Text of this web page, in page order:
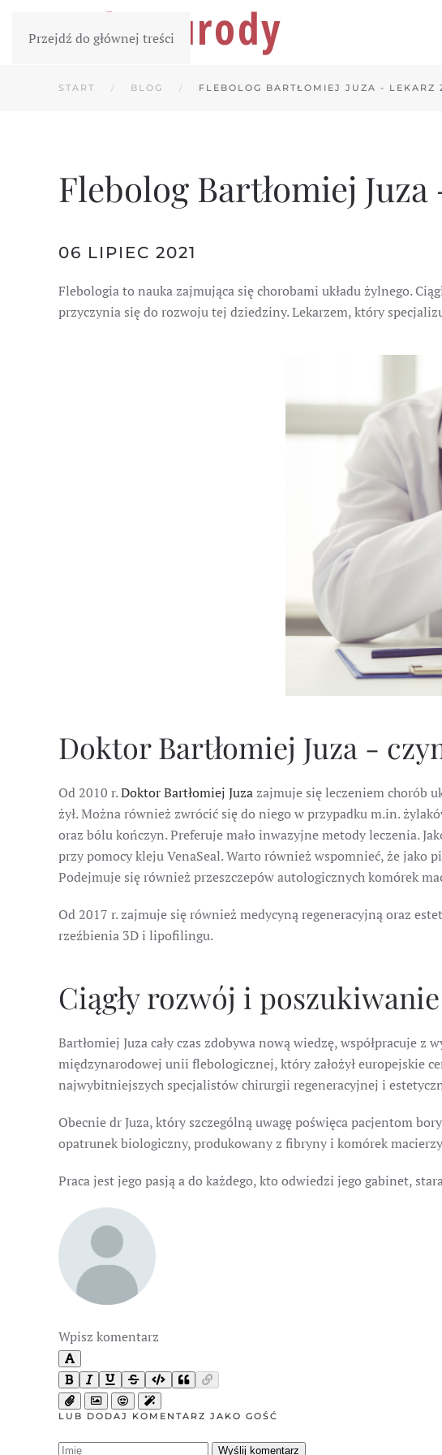
Przejdź do głównej treści
START BLOG FLEBOLOG BARTŁOMIEJ JUZA - LEKARZ
Flebolog Bartłomiej
06 LIPIEC 2021
Flebologia to nauka zajmująca się chorobami układu żylnego.
przyczynia się do rozwoju tej dziedziny. Lekarzem, który
Doktor Bartłomiej Juza -
Od 2010 r.Doktor Bartłomiej Juzazajmuje się leczeniem chorób
żył. Można również zwrócić się do niego w przypadku m.in.
oraz bólu kończyn. Preferuje mało inwazyjne metody leczenia.
przy pomocy kleju VenaSeal. Warto również wspomnieć, że jako
Podejmuje się również przeszczepów autologicznych komórek
Od 2017 r. zajmuje się również medycyną regeneracyjną oraz
rzeźbienia 3D i lipofilingu.
Ciągły rozwój i
Bartłomiej Juza cały czas zdobywa nową wiedzę, współpracuje
międzynarodowej unii flebologicznej, który założył europejskie
najwybitniejszych specjalistów chirurgii regeneracyjnej i
Obecnie dr Juza, który szczególną uwagę poświęca pacjentom
opatrunek biologiczny, produkowany z fibryny i komórek
Praca jest jego pasją a do każdego, kto odwiedzi jego gabinet,
Wpisz komentarz
LUB DODAJ KOMENTARZ JAKO GOŚĆ
Wyślij komentarz